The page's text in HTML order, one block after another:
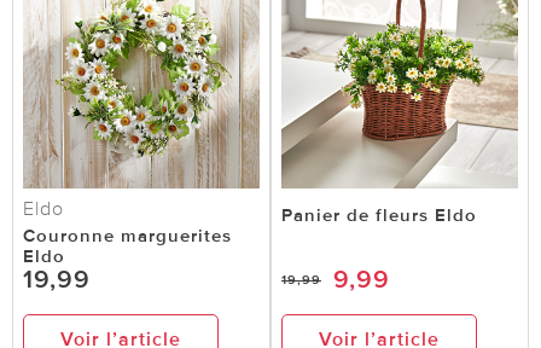
Eldo
Couronne marguerites
Eldo
19,99
Voir l’article
Panier de fleurs Eldo
19,99 9,99
Voir l’article